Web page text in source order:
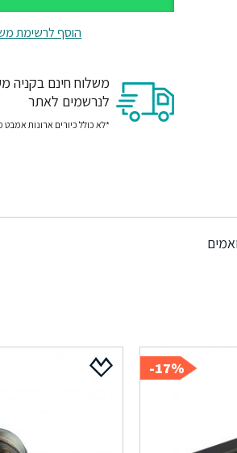
הוסף לרשימת
משלוח חינם בקניה מעל
לנרשמים לאתר
*לא כולל כיורים ארונות
17%-